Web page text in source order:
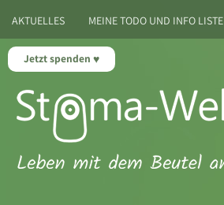
Jetzt spenden
AKTUELLES MEINE TODO UND INFO LISTE